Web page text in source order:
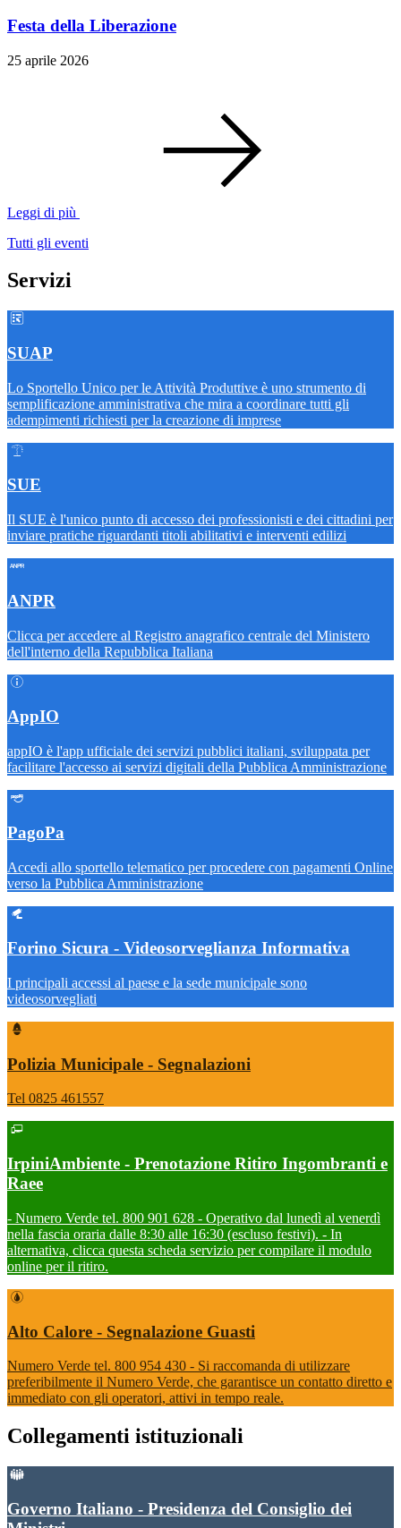
Festa della Liberazione
25 aprile 2026
Leggi di più
Tutti gli eventi
Servizi
SUAP
Lo Sportello Unico per le Attività Produttive è uno strumento di
semplificazione amministrativa che mira a coordinare tutti gli
adempimenti richiesti per la creazione di imprese
SUE
Il SUE è l'unico punto di accesso dei professionisti e dei cittadini per
inviare pratiche riguardanti titoli abilitativi e interventi edilizi
ANPR
Clicca per accedere al Registro anagrafico centrale del Ministero
dell'interno della Repubblica Italiana
AppIO
appIO è l'app ufficiale dei servizi pubblici italiani, sviluppata per
facilitare l'accesso ai servizi digitali della Pubblica Amministrazione
PagoPa
Accedi allo sportello telematico per procedere con pagamenti Online
verso la Pubblica Amministrazione
Forino Sicura - Videosorveglianza Informativa
I principali accessi al paese e la sede municipale sono
videosorvegliati
Polizia Municipale - Segnalazioni
Tel 0825 461557
IrpiniAmbiente - Prenotazione Ritiro Ingombranti e
Raee
- Numero Verde tel. 800 901 628 - Operativo dal lunedì al venerdì
nella fascia oraria dalle 8:30 alle 16:30 (escluso festivi). - In
alternativa, clicca questa scheda servizio per compilare il modulo
online per il ritiro.
Alto Calore - Segnalazione Guasti
Numero Verde tel. 800 954 430 - Si raccomanda di utilizzare
preferibilmente il Numero Verde, che garantisce un contatto diretto e
immediato con gli operatori, attivi in tempo reale.
Collegamenti istituzionali
Governo Italiano - Presidenza del Consiglio dei